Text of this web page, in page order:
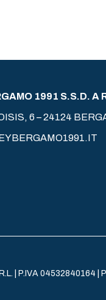
1991 S.S.D. A
6 – 24124
| P.IVA 04532840164 |